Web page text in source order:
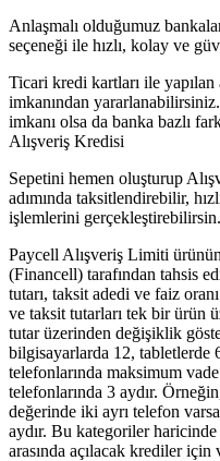
Anlaşmalı olduğumuz
seçeneği ile hızlı, kolay ve
Ticari kredi kartları ile
imkanından
imkanı olsa da banka bazlı
Alışveriş Kredisi
Sepetini hemen oluşturup
adımında taksitlendirebilir,
işlemlerini gerçekleştirebilirsin.
Paycell Alışveriş Limiti
(Financell) tarafından tahsis
tutarı, taksit adedi ve faiz
ve taksit tutarları tek bir ürün
tutar üzerinden değişiklik
bilgisayarlarda 12, tabletlerde
telefonlarında maksimum
telefonlarında 3 aydır.
değerinde iki ayrı telefon
aydır. Bu kategoriler
arasında açılacak krediler için